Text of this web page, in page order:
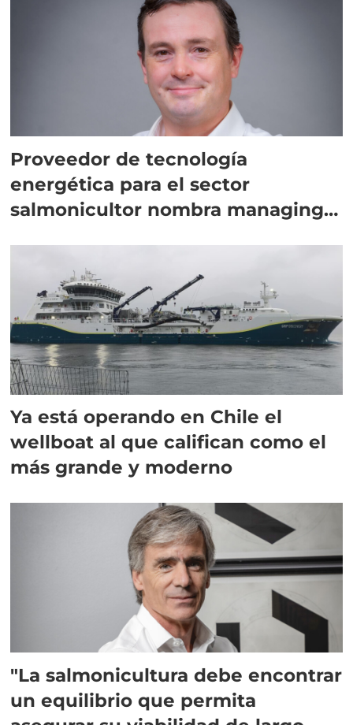
Proveedor de tecnología
energética para el sector
salmonicultor nombra managing
Ya está operando en Chile el
wellboat al que califican como el
más grande y moderno
"La salmonicultura debe encontrar
un equilibrio que permita